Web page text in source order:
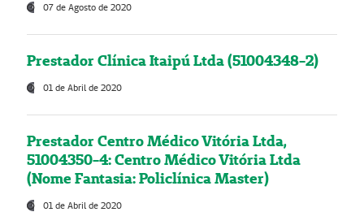
07 de Agosto de 2020
Prestador Clínica Itaipú Ltda (51004348-2)
01 de Abril de 2020
Prestador Centro Médico Vitória Ltda,
51004350-4: Centro Médico Vitória Ltda
(Nome Fantasia: Policlínica Master)
01 de Abril de 2020